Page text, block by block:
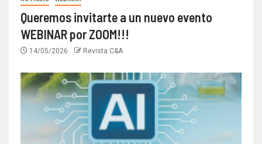
Queremos invitarte a un nuevo evento
WEBINAR por ZOOM!!!
14/05/2026 Revista C&A